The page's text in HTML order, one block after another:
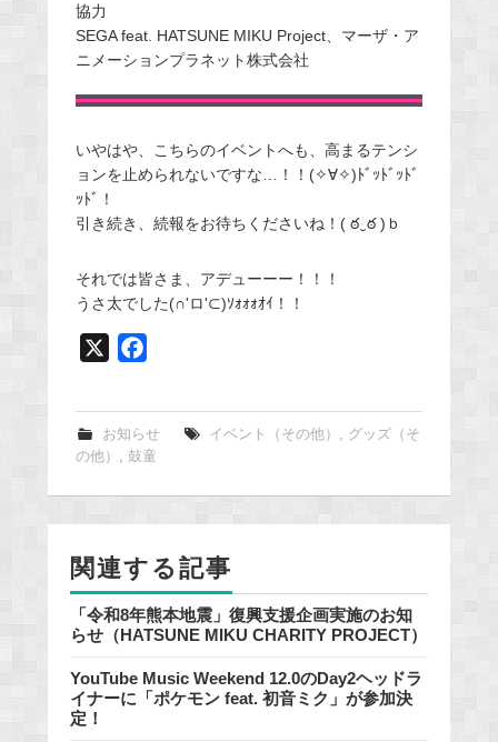
協力
SEGA feat. HATSUNE MIKU Project、マーザ・ア
ニメーションプラネット株式会社
いやはや、こちらのイベントへも、高まるテンシ
ョンを止められないですな…！！(✧∀✧)ﾄﾞｯﾄﾞｯﾄﾞ
ｯﾄﾞ！
引き続き、続報をお待ちくださいね！( ఠ‿ఠ )ｂ
それでは皆さま、アデューーー！！！
うさ太でした(∩'ロ'⊂)ｿｫｫｫｵｲ！！
e
b
o
o
お知らせ イベント（その他）
グッズ（そ
の他）
鼓童
関連する記事
「令和8年熊本地震」復興支援企画実施のお知
らせ（HATSUNE MIKU CHARITY PROJECT）
YouTube Music Weekend 12.0のDay2ヘッドラ
イナーに「ポケモン feat. 初音ミク」が参加決
定！